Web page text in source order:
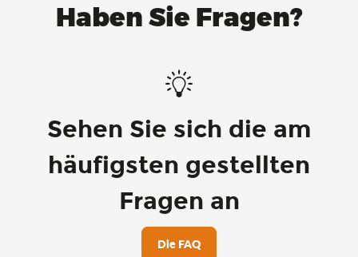
Haben Sie Fragen?
Sehen Sie sich die am
häufigsten gestellten
Fragen an
Die FAQ